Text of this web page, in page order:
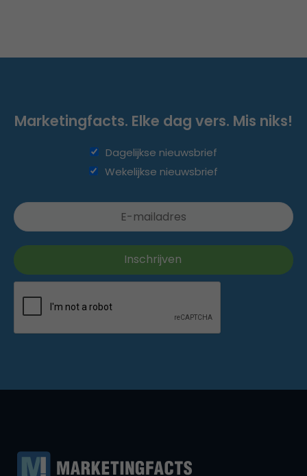
Marketingfacts. Elke dag vers. Mis niks!
Dagelijkse nieuwsbrief
Wekelijkse nieuwsbrief